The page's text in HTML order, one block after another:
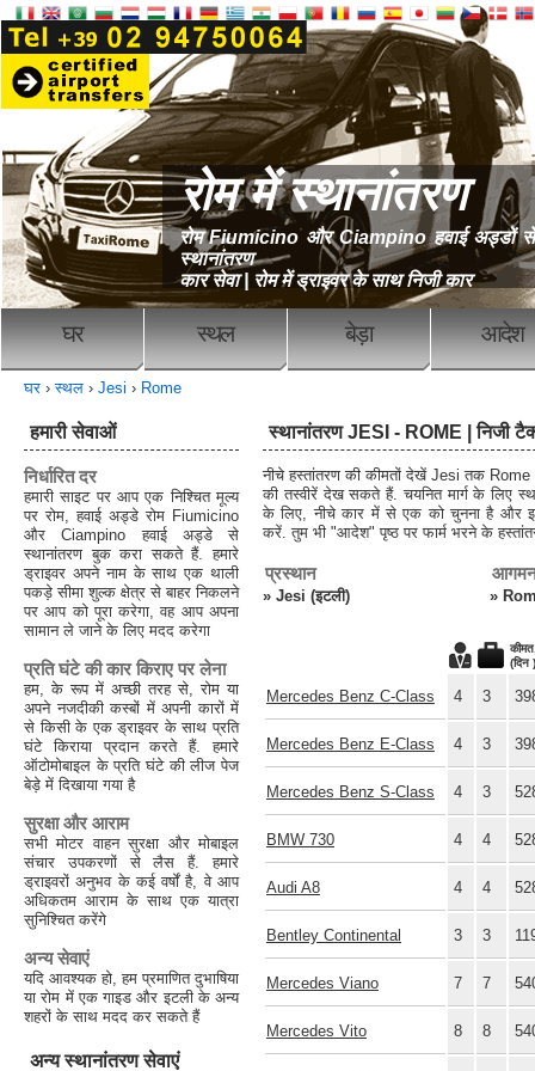
रोम में स्थानांतरण
रोम Fiumicino और Ciampino हवाई अड्डों से
स्थानांतरण
कार सेवा | रोम में ड्राइवर के साथ निजी कार
घर स्थल बेड़ा आदेश
घर ›स्थल › Jesi › Rome
स्थानांतरण JESI - ROME | निजी
नीचे हस्तांतरण की कीमतों देखें Jesi तक Rome
की तस्वीरें देख सकते हैं. चयनित मार्ग के लिए
के लिए, नीचे कार में से एक को चुनना है और
करें. तुम भी "आदेश" पृष्ठ पर फार्म भरने के
प्रस्थान
» Jesi (इटली) »
(दिन )
Mercedes Benz C-Class 4 3
Mercedes Benz E-Class 4 3
Mercedes Benz S-Class 4 3
BMW 730 4 4
Audi A8 4 4
Bentley Continental 3 3
Mercedes Viano 7 7
Mercedes Vito 8 8
हमारी सेवाओं
निर्धारित दर
हमारी साइट पर आप एक निश्चित मूल्य
पर रोम, हवाई अड्डे रोम Fiumicino
और Ciampino हवाई अड्डे से
स्थानांतरण बुक करा सकते हैं. हमारे
ड्राइवर अपने नाम के साथ एक थाली
पकड़े सीमा शुल्क क्षेत्र से बाहर निकलने
पर आप को पूरा करेगा, वह आप अपना
सामान ले जाने के लिए मदद करेगा
प्रति घंटे की कार किराए पर लेना
हम, के रूप में अच्छी तरह से, रोम या
अपने नजदीकी कस्बों में अपनी कारों में
से किसी के एक ड्राइवर के साथ प्रति
घंटे किराया प्रदान करते हैं. हमारे
ऑटोमोबाइल के प्रति घंटे की लीज पेज
बेड़े में दिखाया गया है
सुरक्षा और आराम
सभी मोटर वाहन सुरक्षा और मोबाइल
संचार उपकरणों से लैस हैं. हमारे
ड्राइवरों अनुभव के कई वर्षों है, वे आप
अधिकतम आराम के साथ एक यात्रा
सुनिश्चित करेंगे
अन्य सेवाएं
यदि आवश्यक हो, हम प्रमाणित दुभाषिया
या रोम में एक गाइड और इटली के अन्य
शहरों के साथ मदद कर सकते हैं
अन्य स्थानांतरण सेवाएं